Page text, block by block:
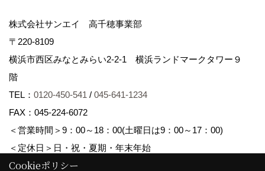
株式会社サンエイ 高千穂事業部
〒220-8109
横浜市西区みなとみらい2-2-1 横浜ランドマークタワー９
階
TEL： 0120-450-541 / 045-641-1234
FAX：045-224-6072
＜営業時間＞9：00～18：00(土曜日は9：00～17：00)
＜定休日＞日・祝・夏期・年末年始
Cookieポリシー